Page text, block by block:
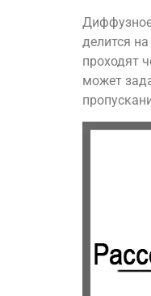
Диффузное
делится
проходят
может